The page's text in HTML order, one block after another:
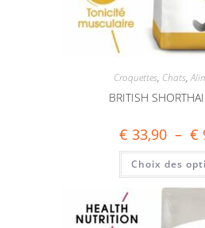
Croquettes, Chats,
BRITISH
€ 33,90 – €
Choix des